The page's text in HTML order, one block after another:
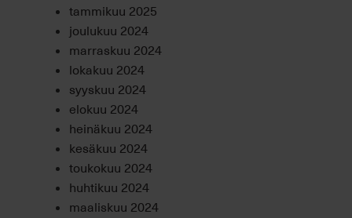
tammikuu 2025
joulukuu 2024
marraskuu 2024
lokakuu 2024
syyskuu 2024
elokuu 2024
heinäkuu 2024
kesäkuu 2024
toukokuu 2024
huhtikuu 2024
maaliskuu 2024